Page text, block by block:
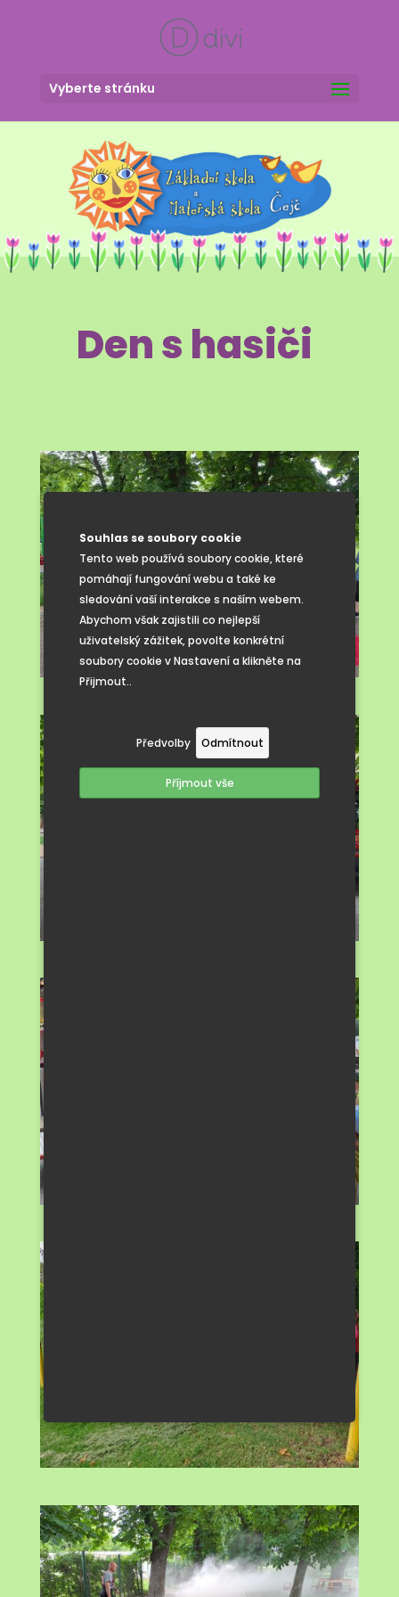
Souhlas se soubory cookie
Tento web používá soubory cookie, které
pomáhají fungování webu a také ke
sledování vaší interakce s naším webem.
Abychom však zajistili co nejlepší
uživatelský zážitek, povolte konkrétní
soubory cookie v Nastavení a klikněte na
Přijmout..
Předvolby Odmítnout
Příjmout vše
Vyberte stránku
Den s hasiči